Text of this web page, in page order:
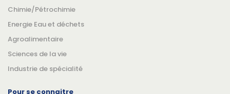
Chimie/Pétrochimie
Energie Eau et déchets
Agroalimentaire
Sciences de la vie
Industrie de spécialité
Pour se connaitre